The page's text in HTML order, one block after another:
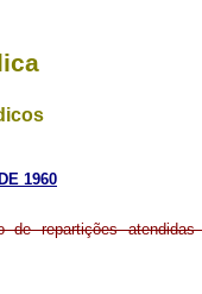
1960
de repartições